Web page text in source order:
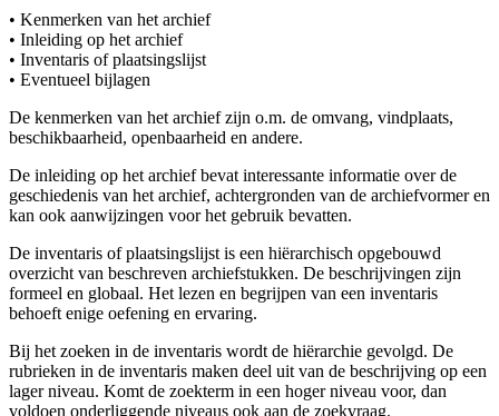
• Kenmerken van het archief
• Inleiding op het archief
• Inventaris of plaatsingslijst
• Eventueel bijlagen
De kenmerken van het archief zijn o.m. de omvang, vindplaats,
beschikbaarheid, openbaarheid en andere.
De inleiding op het archief bevat interessante informatie over de
geschiedenis van het archief, achtergronden van de archiefvormer en
kan ook aanwijzingen voor het gebruik bevatten.
De inventaris of plaatsingslijst is een hiërarchisch opgebouwd
overzicht van beschreven archiefstukken. De beschrijvingen zijn
formeel en globaal. Het lezen en begrijpen van een inventaris
behoeft enige oefening en ervaring.
Bij het zoeken in de inventaris wordt de hiërarchie gevolgd. De
rubrieken in de inventaris maken deel uit van de beschrijving op een
lager niveau. Komt de zoekterm in een hoger niveau voor, dan
voldoen onderliggende niveaus ook aan de zoekvraag.